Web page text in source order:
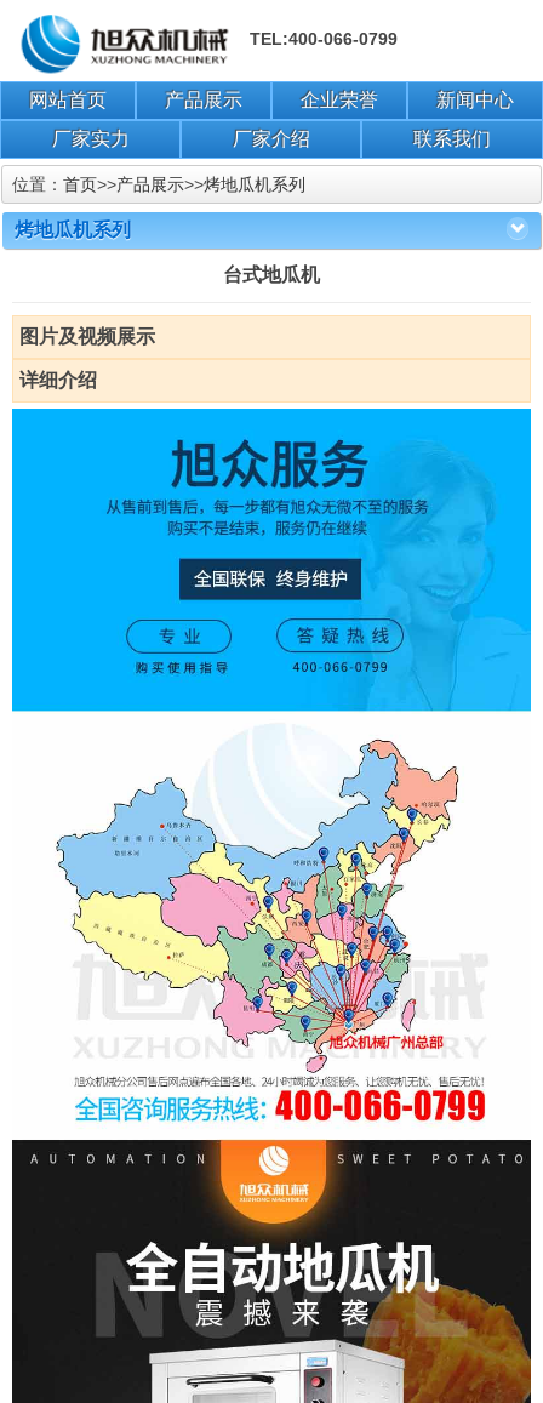
TEL:400-066-0799
网站首页 产品展示 企业荣誉
新闻中心
厂家实力
厂家介绍 联系我们
位置： 首页>>产品展示>>烤地瓜机系列
烤地瓜机系列
台式地瓜机
图片及视频展示
详细介绍